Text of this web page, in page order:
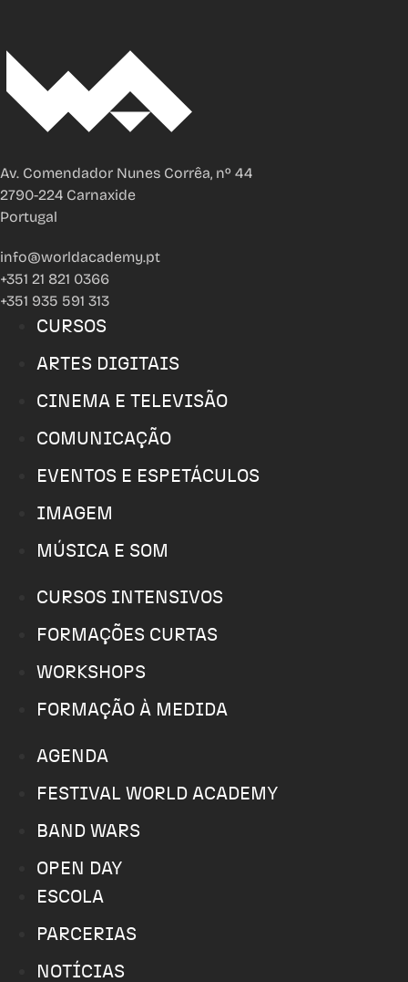
Av. Comendador Nunes Corrêa, nº 44
2790-224 Carnaxide
Portugal
info@worldacademy.pt
+351 21 821 0366
+351 935 591 313
CURSOS
ARTES DIGITAIS
CINEMA E TELEVISÃO
COMUNICAÇÃO
EVENTOS E ESPETÁCULOS
IMAGEM
MÚSICA E SOM
CURSOS INTENSIVOS
FORMAÇÕES CURTAS
WORKSHOPS
FORMAÇÃO À MEDIDA
AGENDA
FESTIVAL WORLD ACADEMY
BAND WARS
OPEN DAY
ESCOLA
PARCERIAS
NOTÍCIAS